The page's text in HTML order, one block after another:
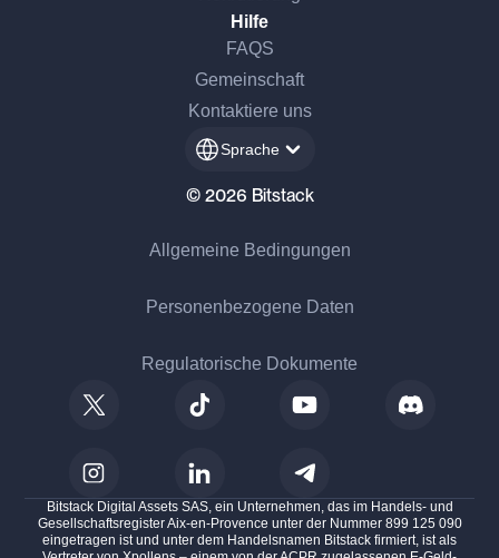
Hilfe
FAQS
Gemeinschaft
Kontaktiere uns
Sprache
© 2026 Bitstack
Allgemeine Bedingungen
Personenbezogene Daten
Regulatorische Dokumente
Bitstack Digital Assets SAS, ein Unternehmen, das im Handels- und
Gesellschaftsregister Aix-en-Provence unter der Nummer 899 125 090
eingetragen ist und unter dem Handelsnamen Bitstack firmiert, ist als